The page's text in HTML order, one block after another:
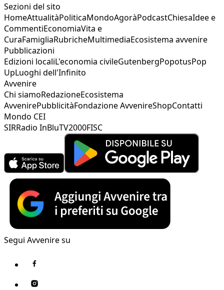
Sezioni del sito
HomeAttualitàPoliticaMondoAgoràPodcastChiesaIdee e
CommentiEconomiaVita e
CuraFamigliaRubricheMultimediaEcosistema avvenire
Pubblicazioni
Edizioni localiL'economia civileGutenbergPopotusPop
UpLuoghi dell'Infinito
Avvenire
Chi siamoRedazioneEcosistema
AvvenirePubblicitàFondazione AvvenireShopContatti
Mondo CEI
SIRRadio InBluTV2000FISC
Segui Avvenire su